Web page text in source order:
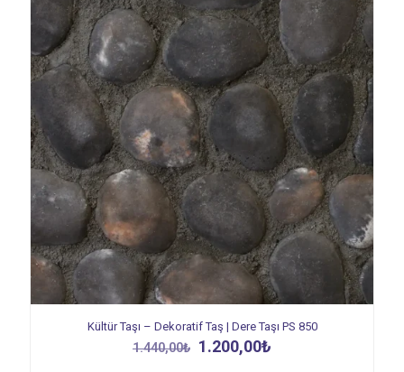
Kültür Taşı – Dekoratif Taş | Dere Taşı PS 850
1.440,00₺ Orijinal
1.200,00₺